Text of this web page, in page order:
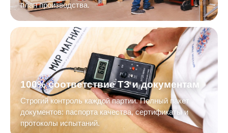
план производства.
100% соответствие ТЗ и документам
Строгий контроль каждой партии. Полный пакет
документов: паспорта качества, сертификаты и
протоколы испытаний.